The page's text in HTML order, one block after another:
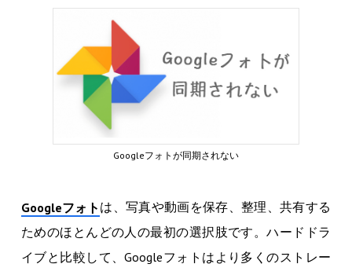
Googleフォトが同期されない
Googleフォト は、写真や動画を保存、整理、共有する
ためのほとんどの人の最初の選択肢です。ハードドラ
イブと比較して、Googleフォトはより多くのストレー